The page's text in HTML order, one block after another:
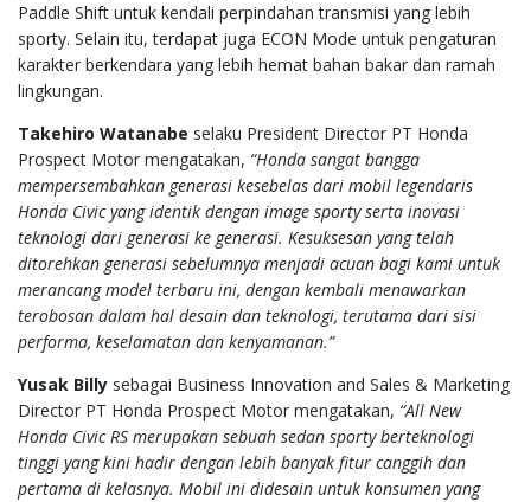
Paddle Shift untuk kendali perpindahan transmisi yang lebih
sporty. Selain itu, terdapat juga ECON Mode untuk pengaturan
karakter berkendara yang lebih hemat bahan bakar dan ramah
lingkungan.
Takehiro Watanabe selaku President Director PT Honda
Prospect Motor mengatakan, “Honda sangat bangga
mempersembahkan generasi kesebelas dari mobil legendaris
Honda Civic yang identik dengan image sporty serta inovasi
teknologi dari generasi ke generasi. Kesuksesan yang telah
ditorehkan generasi sebelumnya menjadi acuan bagi kami untuk
merancang model terbaru ini, dengan kembali menawarkan
terobosan dalam hal desain dan teknologi, terutama dari sisi
performa, keselamatan dan kenyamanan.”
Yusak Billy sebagai Business Innovation and Sales & Marketing
Director PT Honda Prospect Motor mengatakan, “All New
Honda Civic RS merupakan sebuah sedan sporty berteknologi
tinggi yang kini hadir dengan lebih banyak fitur canggih dan
pertama di kelasnya. Mobil ini didesain untuk konsumen yang